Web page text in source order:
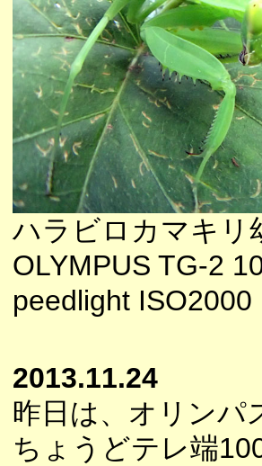
ハラビロカマキリ
OLYMPUS TG-2
peedlight ISO2000
2013.11.24
昨日は、オリンパ
ちょうどテレ端